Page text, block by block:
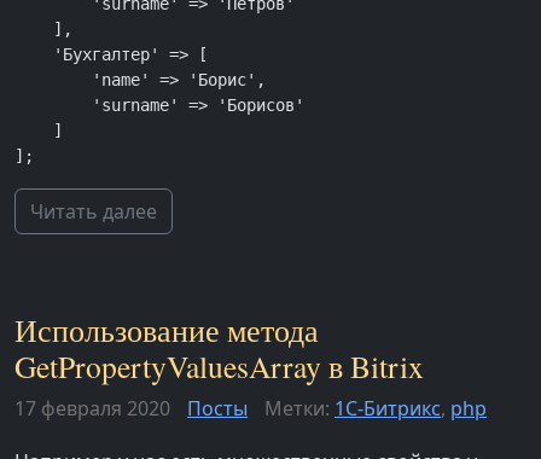
];
Читать далее
Использование метода
GetPropertyValuesArray в Bitrix
17 февраля 2020 Посты Метки: 1С-Битрикс, php